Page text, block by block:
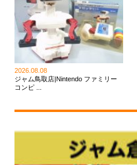
2026.08.08
ジャム鳥取店|Nintendo ファミリー
コンピ ...